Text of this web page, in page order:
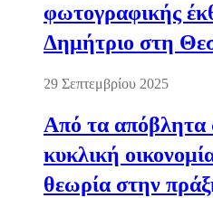
φωτογραφικής
Δημήτριο στη
29 Σεπτεμβρίου 2025
Από τα απόβλητα
κυκλική
θεωρία στην